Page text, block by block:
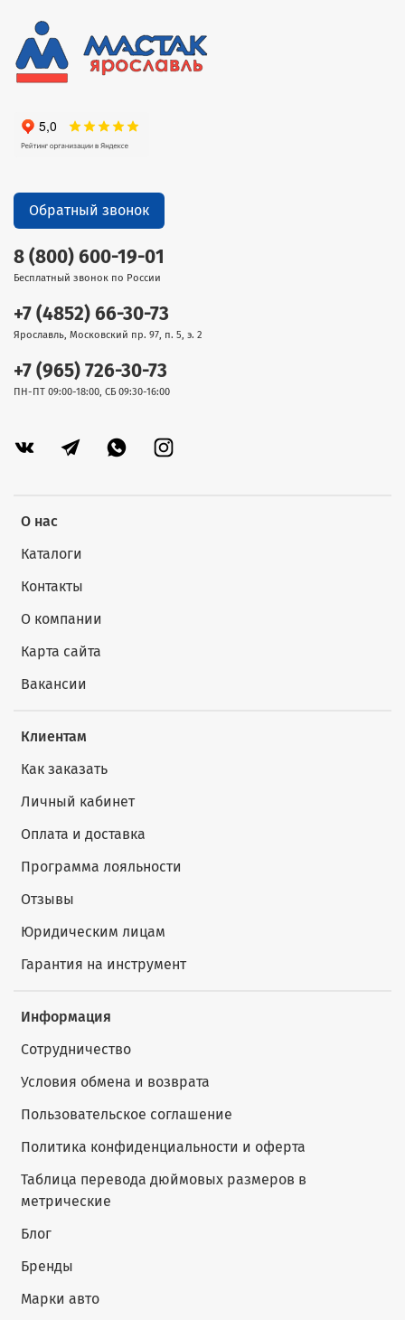
О нас
Каталоги
Контакты
О компании
Карта сайта
Вакансии
Клиентам
Как заказать
Личный кабинет
Оплата и доставка
Программа лояльности
Отзывы
Юридическим лицам
Гарантия на инструмент
Информация
Сотрудничество
Условия обмена и возврата
Пользовательское соглашение
Политика конфиденциальности и оферта
Таблица перевода дюймовых размеров в
метрические
Блог
Бренды
Марки авто
8 (800) 600-19-01
Бесплатный звонок по России
+7 (4852) 66-30-73
Ярославль, Московский пр. 97, п. 5, э. 2
+7 (965) 726-30-73
ПН-ПТ 09:00-18:00, СБ 09:30-16:00
Обратный звонок